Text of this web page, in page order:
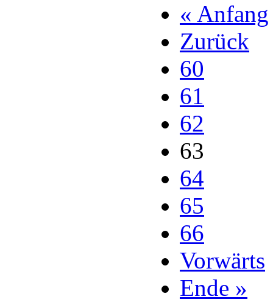
« Anfang
Zurück
60
61
62
63
64
65
66
Vorwärts
Ende »